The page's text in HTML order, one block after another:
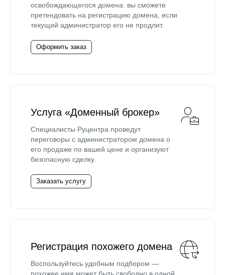
освобождающегося домена: вы сможете
претендовать на регистрацию домена, если
текущий администратор его не продлит.
Оформить заказ
Услуга «Доменный брокер»
Специалисты Руцентра проведут
переговоры с администратором домена о
его продаже по вашей цене и организуют
безопасную сделку.
Заказать услугу
Регистрация похожего домена
Воспользуйтесь удобным подбором —